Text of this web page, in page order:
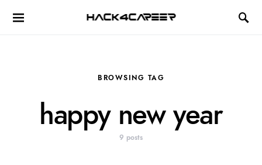
Hack4Career
BROWSING TAG
happy new year
9 posts